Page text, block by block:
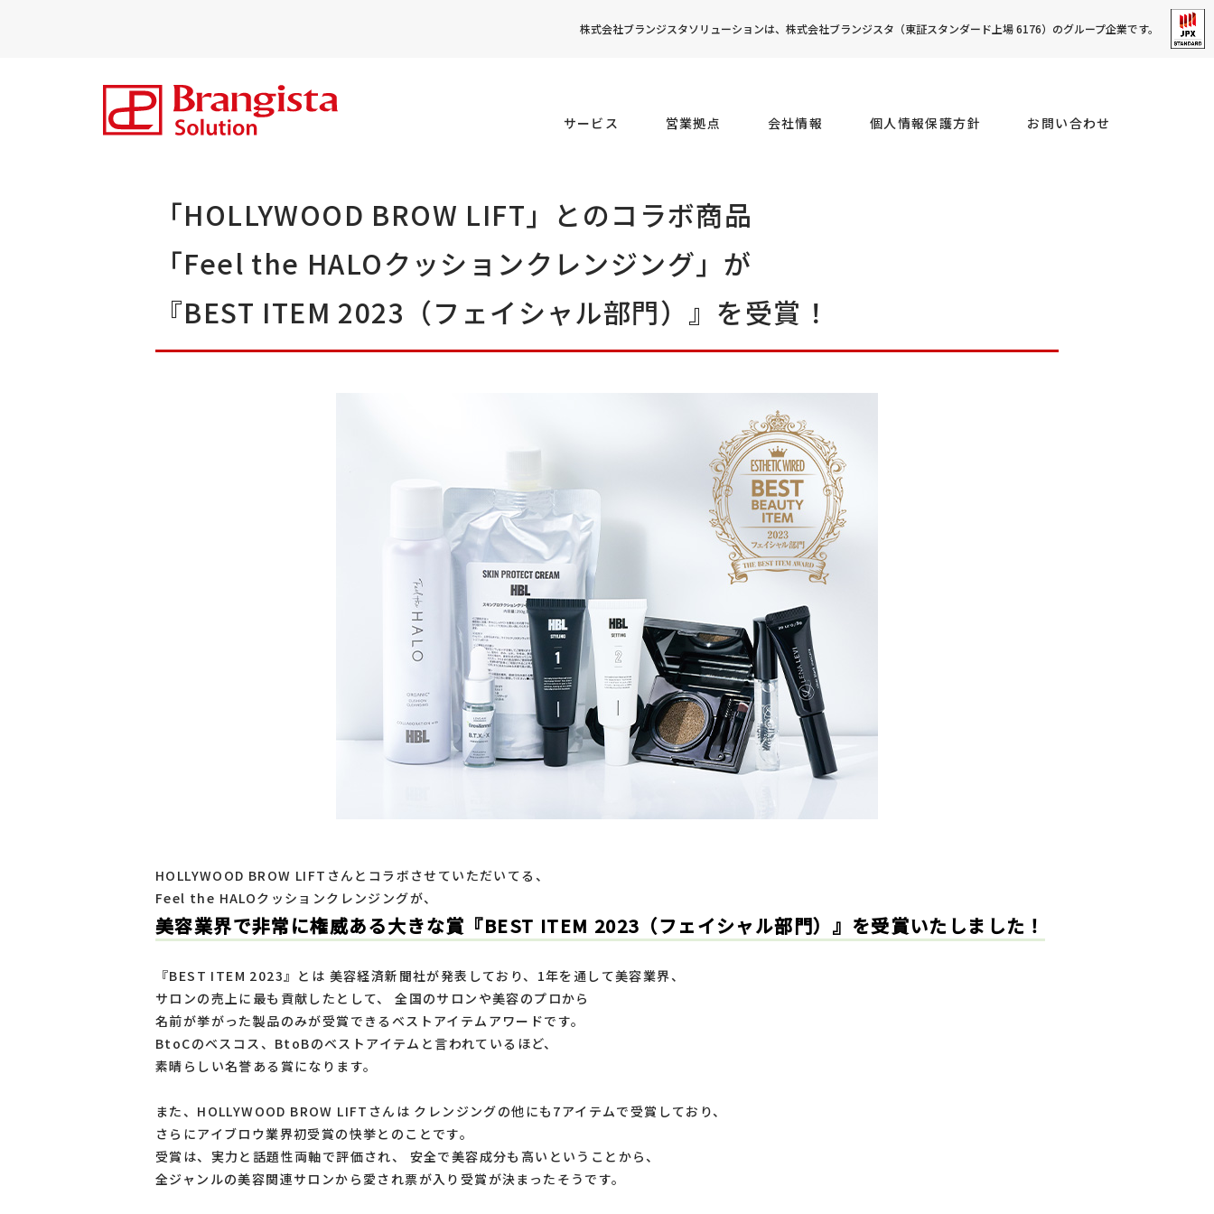
株式会社ブランジスタソリューションは、株式会社ブランジスタ（東証スタンダード上場 6176）のグループ企業です。
サービス 営業拠点 会社情報 個人情報保護方針 お問い合わせ
「HOLLYWOOD BROW LIFT」とのコラボ商品
「Feel the HALOクッションクレンジング」が
『BEST ITEM 2023（フェイシャル部門）』を受賞！
HOLLYWOOD BROW LIFTさんとコラボさせていただいてる、
Feel the HALOクッションクレンジングが、
美容業界で非常に権威ある大きな賞『BEST ITEM 2023（フェイシャル部門）』を受賞いたしました！
『BEST ITEM 2023』とは 美容経済新聞社が発表しており、 1年を通して美容業界、
サロンの売上に最も貢献したとして、
全国のサロンや美容のプロから
名前が挙がった製品のみが受賞できる ベストアイテムアワードです。
BtoCのベスコス、BtoBのベストアイテムと 言われているほど、
素晴らしい名誉ある賞になります。
また、HOLLYWOOD BROW LIFTさんは クレンジングの他にも7アイテムで受賞しており、
さらにアイブロウ業界初受賞の快挙とのことです。
受賞は、実力と話題性両軸で評価され、
安全で美容成分も高いということから、
全ジャンルの美容関連サロンから愛され票が入り 受賞が決まったそうです。